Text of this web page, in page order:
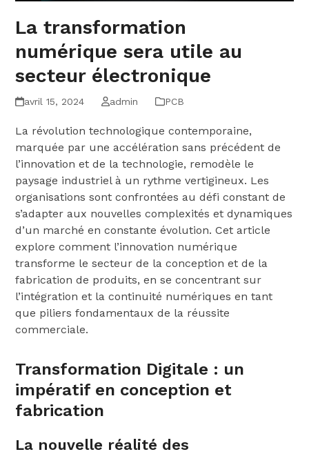
La transformation
numérique sera utile au
secteur électronique
avril 15, 2024 admin PCB
La révolution technologique contemporaine,
marquée par une accélération sans précédent de
l’innovation et de la technologie, remodèle le
paysage industriel à un rythme vertigineux. Les
organisations sont confrontées au défi constant de
s’adapter aux nouvelles complexités et dynamiques
d’un marché en constante évolution. Cet article
explore comment l’innovation numérique
transforme le secteur de la conception et de la
fabrication de produits, en se concentrant sur
l’intégration et la continuité numériques en tant
que piliers fondamentaux de la réussite
commerciale.
Transformation Digitale : un
impératif en conception et
fabrication
La nouvelle réalité des